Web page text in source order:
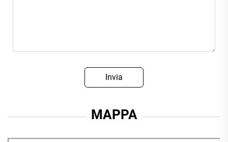
Invia
MAPPA